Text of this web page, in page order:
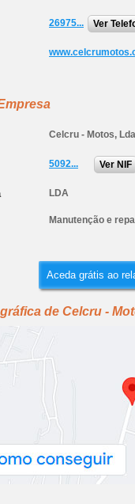
26975... Ver
Celcru - Motos, Lda
5092... Ver NIF
LDA
Manutenção e
Aceda grátis ao
de Celcru -